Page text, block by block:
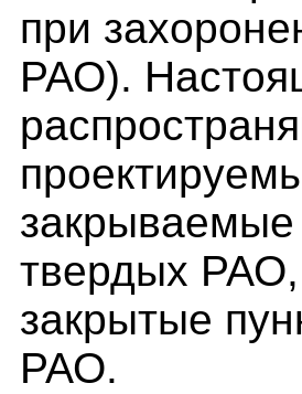
при
РАО).
закрываемые
твердых
закрытые
РАО.